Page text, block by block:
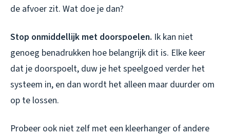
de afvoer zit. Wat doe je dan?
Stop onmiddellijk met doorspoelen. Ik kan niet
genoeg benadrukken hoe belangrijk dit is. Elke keer
dat je doorspoelt, duw je het speelgoed verder het
systeem in, en dan wordt het alleen maar duurder om
op te lossen.
Probeer ook niet zelf met een kleerhanger of andere